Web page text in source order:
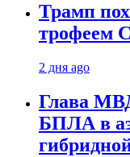
Трамп
трофеем
2 дня ago
Глава
БПЛА в